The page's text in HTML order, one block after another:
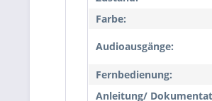
Farbe:
Audioausgänge:
Fernbedienung:
Anleitung/